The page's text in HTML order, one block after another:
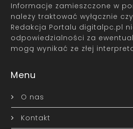
Informacje zamieszczone w
należy traktować wyłącznie
Redakcja Portalu digitalpc.pl
odpowiedzialności za
mogą wynikać ze złej
Menu
O nas
Kontakt